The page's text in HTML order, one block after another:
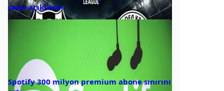
saati açıklandı
Spotify 300 milyon premium abone sınırını